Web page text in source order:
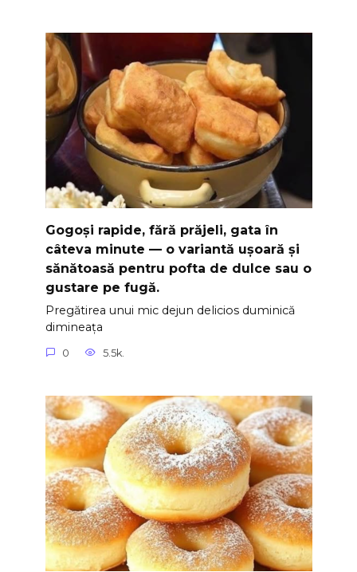
Gogoși rapide, fără prăjeli, gata în
câteva minute — o variantă ușoară și
sănătoasă pentru pofta de dulce sau o
gustare pe fugă.
Pregătirea unui mic dejun delicios duminică
dimineața
0 5.5k.